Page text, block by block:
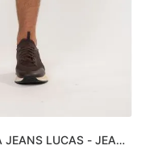
LUCAS - JEANS